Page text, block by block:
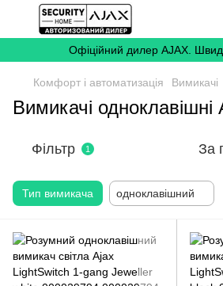
Офіційний дилер AJAX.
Комфорт і автоматизація Вимикачі
Вимикачі одноклавішні
Фільтр 1 За
Тип вимикача одноклавішний